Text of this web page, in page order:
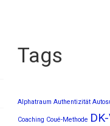
Tags
Alphatraum Authentizität
Coaching Coué-Methode